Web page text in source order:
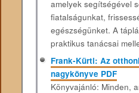
amelyek segítségével
fiatalságunkat,
egészségünket. A
praktikus tanácsai
Frank-Kürti: Az
nagykönyve PDF
Könyvajánló: Minden,